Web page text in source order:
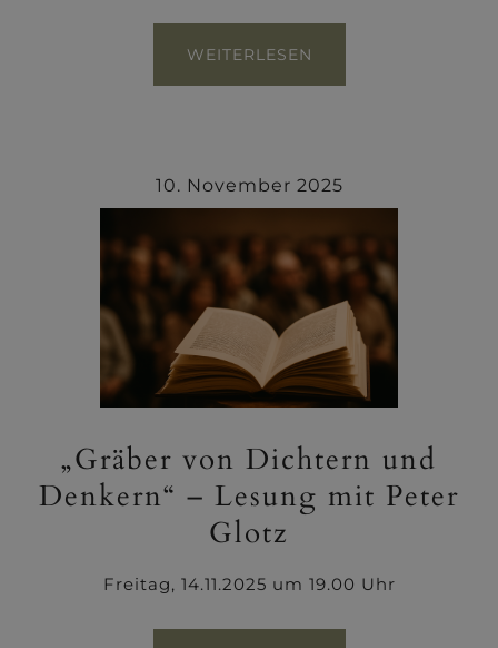
WEITERLESEN
10. November 2025
„Gräber von Dichtern und
Denkern“ – Lesung mit Peter
Glotz
Freitag, 14.11.2025 um 19.00 Uhr